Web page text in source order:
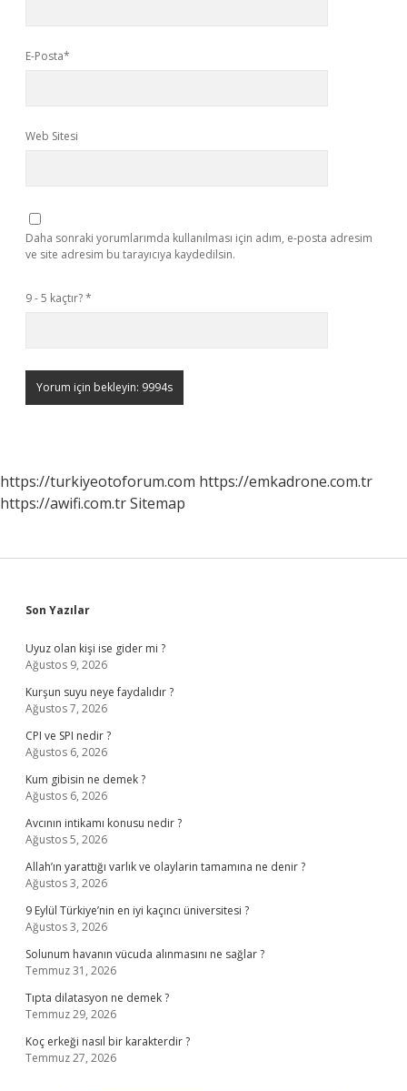
E-Posta*
Web Sitesi
Daha sonraki yorumlarımda kullanılması için adım, e-posta adresim
ve site adresim bu tarayıcıya kaydedilsin.
9 - 5 kaçtır?*
https://turkiyeotoforum.com https://emkadrone.com.tr
https://awifi.com.trSitemap
Sidebar
Son Yazılar
Uyuz olan kişi ise gider mi ?
Ağustos 9, 2026
Kurşun suyu neye faydalıdır ?
Ağustos 7, 2026
CPI ve SPI nedir ?
Ağustos 6, 2026
Kum gibisin ne demek ?
Ağustos 6, 2026
Avcının intikamı konusu nedir ?
Ağustos 5, 2026
Allah’ın yarattığı varlık ve olaylarin tamamına ne denir ?
Ağustos 3, 2026
9 Eylül Türkiye’nin en iyi kaçıncı üniversitesi ?
Ağustos 3, 2026
Solunum havanın vücuda alınmasını ne sağlar ?
Temmuz 31, 2026
Tıpta dilatasyon ne demek ?
Temmuz 29, 2026
Koç erkeği nasıl bir karakterdir ?
Temmuz 27, 2026